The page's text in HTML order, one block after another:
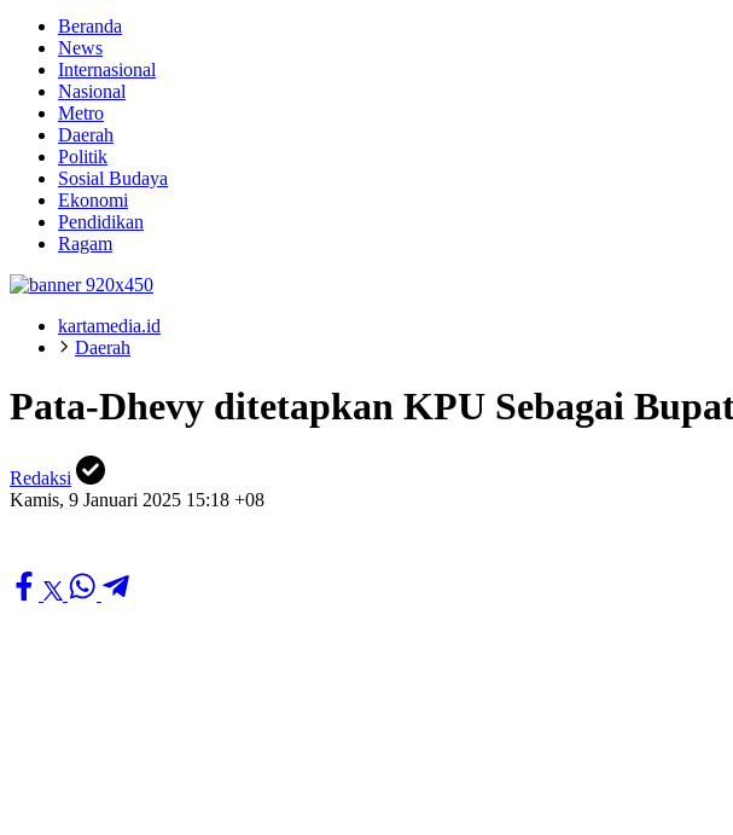
Beranda
News
Internasional
Nasional
Metro
Daerah
Politik
Sosial Budaya
Ekonomi
Pendidikan
Ragam
kartamedia.id
Daerah
Pata-Dhevy ditetapkan KPU Sebagai
Redaksi
Kamis, 9 Januari 2025 15:18 +08